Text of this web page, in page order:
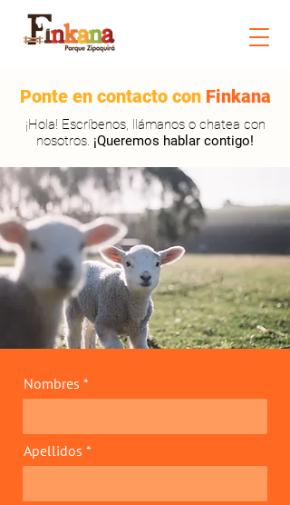
Ponte en contacto con Finkana
¡Hola! Escríbenos, llámanos o chatea con
nosotros. ¡Queremos hablar contigo!
Nombres
Apellidos